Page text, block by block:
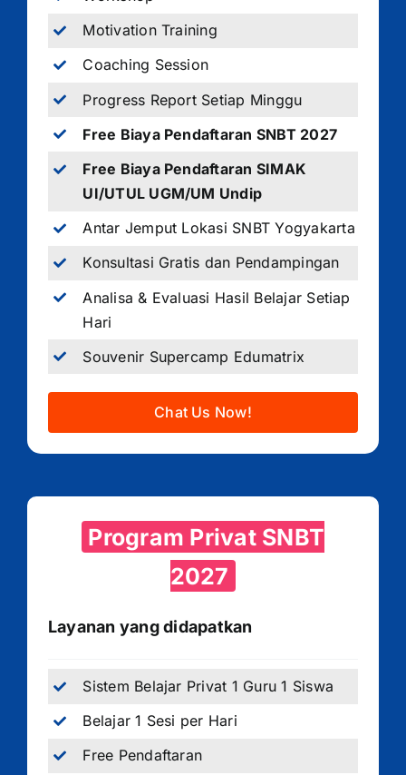
Motivation Training
Coaching Session
Progress Report Setiap Minggu
Free Biaya Pendaftaran SNBT 2027
Free Biaya Pendaftaran SIMAK
UI/UTUL UGM/UM Undip
Antar Jemput Lokasi SNBT Yogyakarta
Konsultasi Gratis dan Pendampingan
Analisa & Evaluasi Hasil Belajar Setiap
Hari
Souvenir Supercamp Edumatrix
Chat Us Now!
Program Privat SNBT
2027
Layanan yang didapatkan
Sistem Belajar Privat 1 Guru 1 Siswa
Belajar 1 Sesi per Hari
Free Pendaftaran